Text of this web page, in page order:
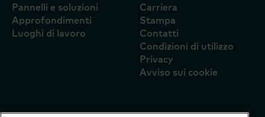
Pannelli e soluzioni
Approfondimenti
Luoghi di lavoro
Carriera
Stampa
Contatti
Condizioni di utilizzo
Privacy
Avviso sui cookie